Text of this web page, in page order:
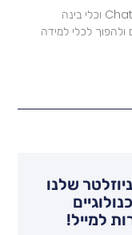
רוצים ללמוד עם AI בצורה חכמה? גלו איך ChatGPT וכלי בינה
לכלי למידה
שלנו